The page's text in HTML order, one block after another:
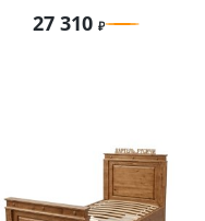
27 310